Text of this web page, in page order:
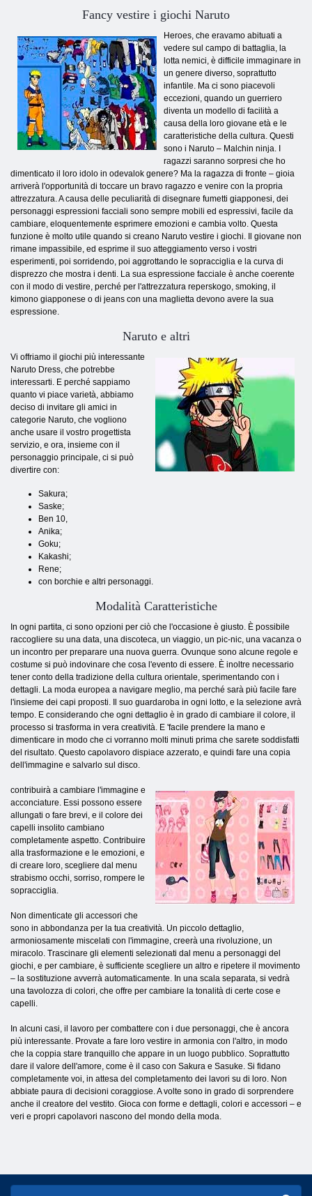
Fancy vestire i giochi Naruto
Heroes, che eravamo abituati a
vedere sul campo di battaglia, la
lotta nemici, è difficile immaginare in
un genere diverso, soprattutto
infantile. Ma ci sono piacevoli
eccezioni, quando un guerriero
diventa un modello di facilità a
causa della loro giovane età e le
caratteristiche della cultura. Questi
sono i Naruto – Malchin ninja. I
ragazzi saranno sorpresi che ho
dimenticato il loro idolo in odevalok genere? Ma la ragazza di fronte – gioia
arriverà l'opportunità di toccare un bravo ragazzo e venire con la propria
attrezzatura. A causa delle peculiarità di disegnare fumetti giapponesi, dei
personaggi espressioni facciali sono sempre mobili ed espressivi, facile da
cambiare, eloquentemente esprimere emozioni e cambia volto. Questa
funzione è molto utile quando si creano Naruto vestire i giochi. Il giovane non
rimane impassibile, ed esprime il suo atteggiamento verso i vostri
esperimenti, poi sorridendo, poi aggrottando le sopracciglia e la curva di
disprezzo che mostra i denti. La sua espressione facciale è anche coerente
con il modo di vestire, perché per l'attrezzatura reperskogo, smoking, il
kimono giapponese o di jeans con una maglietta devono avere la sua
espressione.
Naruto e altri
Vi offriamo il giochi più interessante
Naruto Dress, che potrebbe
interessarti. E perché sappiamo
quanto vi piace varietà, abbiamo
deciso di invitare gli amici in
categorie Naruto, che vogliono
anche usare il vostro progettista
servizio, e ora, insieme con il
personaggio principale, ci si può
divertire con:
Sakura;
Saske;
Ben 10,
Anika;
Goku;
Kakashi;
Rene;
con borchie e altri personaggi.
Modalità Caratteristiche
In ogni partita, ci sono opzioni per ciò che l'occasione è giusto. È possibile
raccogliere su una data, una discoteca, un viaggio, un pic-nic, una vacanza o
un incontro per preparare una nuova guerra. Ovunque sono alcune regole e
costume si può indovinare che cosa l'evento di essere. È inoltre necessario
tener conto della tradizione della cultura orientale, sperimentando con i
dettagli. La moda europea a navigare meglio, ma perché sarà più facile fare
l'insieme dei capi proposti. Il suo guardaroba in ogni lotto, e la selezione avrà
tempo. E considerando che ogni dettaglio è in grado di cambiare il colore, il
processo si trasforma in vera creatività. E 'facile prendere la mano e
dimenticare in modo che ci vorranno molti minuti prima che sarete soddisfatti
del risultato. Questo capolavoro dispiace azzerato, e quindi fare una copia
dell'immagine e salvarlo sul disco.
contribuirà a cambiare l'immagine e
acconciature. Essi possono essere
allungati o fare brevi, e il colore dei
capelli insolito cambiano
completamente aspetto. Contribuire
alla trasformazione e le emozioni, e
di creare loro, scegliere dal menu
strabismo occhi, sorriso, rompere le
sopracciglia.
Non dimenticate gli accessori che
sono in abbondanza per la tua creatività. Un piccolo dettaglio,
armoniosamente miscelati con l'immagine, creerà una rivoluzione, un
miracolo. Trascinare gli elementi selezionati dal menu a personaggi del
giochi, e per cambiare, è sufficiente scegliere un altro e ripetere il movimento
– la sostituzione avverrà automaticamente. In una scala separata, si vedrà
una tavolozza di colori, che offre per cambiare la tonalità di certe cose e
capelli.
In alcuni casi, il lavoro per combattere con i due personaggi, che è ancora
più interessante. Provate a fare loro vestire in armonia con l'altro, in modo
che la coppia stare tranquillo che appare in un luogo pubblico. Soprattutto
dare il valore dell'amore, come è il caso con Sakura e Sasuke. Si fidano
completamente voi, in attesa del completamento dei lavori su di loro. Non
abbiate paura di decisioni coraggiose. A volte sono in grado di sorprendere
anche il creatore del vestito. Gioca con forme e dettagli, colori e accessori – e
veri e propri capolavori nascono del mondo della moda.